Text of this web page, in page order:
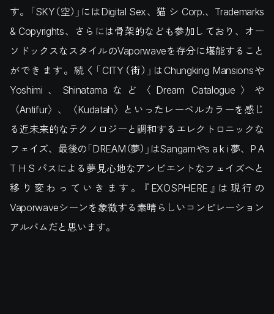
す。「SKY（空）」にはDigital Sex、猫 シ Corp.、Trademarks
& Copyrights、さらには骨架的なども参加しており、オー
ソドックスなスタイルのVaporwaveを存分に堪能すること
ができます。続く「CITY（街）」はChungking Mansionsや
Yoshimi、Shinatamaなど〈Dream Catalogue〉や
〈Antifur〉、〈Kudatah〉といったレーベルカラーを感じ
る近未来的なテクノロジーと調和するエレクトロニックな
フェイズ、最後の「DREAM（夢）」はSangamやs a k i 夢、P A
T H S パスによる夢見心地なアンビエントなフェイズへと
移り変わっていきます。『EXOSPHERE』は現行の
Vaporwaveシーンを象徴する素晴らしいコンピレーション
アルバムだと思います。